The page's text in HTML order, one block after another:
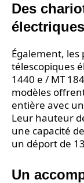
Des
Également,
télescopiques
1440 e / MT
modèles
entière avec
Leur hauteur
une capacité
un déport de
Un